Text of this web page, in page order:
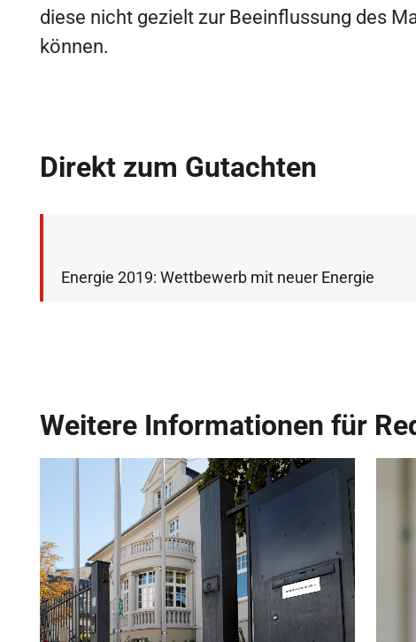
diese nicht gezielt zur Beeinflussung des
können.
Direkt zum Gutachten
Energie 2019: Wettbewerb mit neuer Energie
Weitere Informationen für